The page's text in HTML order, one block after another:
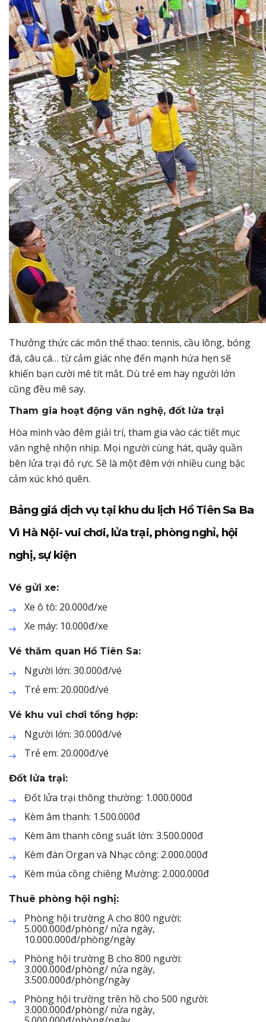
Thưởng thức các môn thể thao: tennis, cầu lông, bóng
đá, câu cá… từ cảm giác nhẹ đến mạnh hứa hẹn sẽ
khiến bạn cười mê tít mắt. Dù trẻ em hay người lớn
cũng đều mê say.
Tham gia hoạt động văn nghệ, đốt lửa trại
Hòa mình vào đêm giải trí, tham gia vào các tiết mục
văn nghệ nhộn nhịp. Mọi người cùng hát, quây quần
bên lửa trại đỏ rực. Sẽ là một đêm với nhiều cung bậc
cảm xúc khó quên.
Bảng giá dịch vụ tại khu du lịch Hồ Tiên Sa Ba
Vì Hà Nội- vui chơi, lửa trại, phòng nghỉ, hội
nghị, sự kiện
Vé gửi xe:
Xe ô tô: 20.000đ/xe
Xe máy: 10.000đ/xe
Vé thăm quan Hồ Tiên Sa:
Người lớn: 30.000đ/vé
Trẻ em: 20.000đ/vé
Vé khu vui chơi tổng hợp:
Người lớn: 30.000đ/vé
Trẻ em: 20.000đ/vé
Đốt lửa trại:
Đốt lửa trại thông thường: 1.000.000đ
Kèm âm thanh: 1.500.000đ
Kèm âm thanh công suất lớn: 3.500.000đ
Kèm đàn Organ và Nhạc công: 2.000.000đ
Kèm múa cồng chiêng Mường: 2.000.000đ
Thuê phòng hội nghị:
Phòng hội trường A cho 800 người:
5.000.000đ/phòng/ nửa ngày,
10.000.000đ/phòng/ngày
Phòng hội trường B cho 800 người:
3.000.000đ/phòng/ nửa ngày,
3.500.000đ/phòng/ngày
Phòng hội trường trên hồ cho 500 người:
3.000.000đ/phòng/ nửa ngày,